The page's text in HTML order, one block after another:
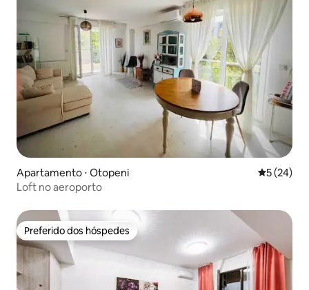
Apartamento ⋅ Otopeni 5 de uma
5 (24)
Loft no aeroporto
Preferido dos hóspedes
Preferido dos hóspedes